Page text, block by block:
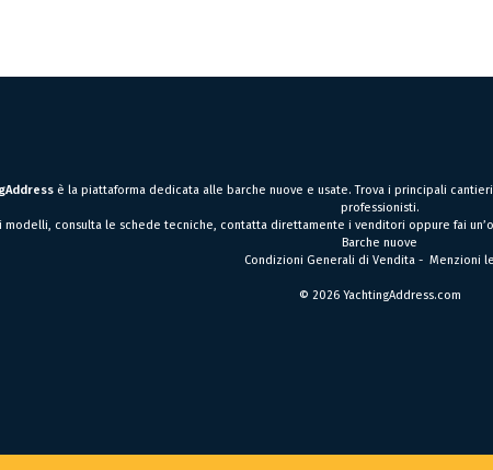
è la piattaforma dedicata alle barche nuove e usate. Trova i principali
professionisti.
modelli, consulta le schede tecniche, contatta direttamente i venditori oppure fai
Barche nuove
Condizioni Generali di Vendita -Menzioni
© 2026 YachtingAddress.com